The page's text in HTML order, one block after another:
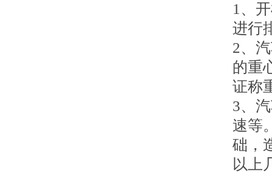
1、
进行
2、
的重
证称
3、
速等
础，
以上